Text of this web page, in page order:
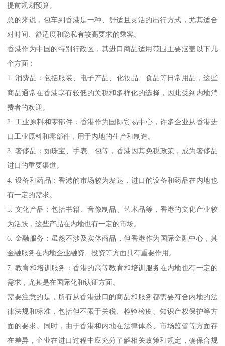
提前规划预算。
总的来说，包车到香港是一种、舒适且灵活的出行方式，尤其适合
对时间、舒适度和隐私有较高要求的乘客。
香港作为中国的特别行政区，其进口商品适用范围主要涵盖以下几
个方面：
1. 消费品：包括服装、电子产品、化妆品、食品等日常用品，这些
商品通常在香港享有较低的关税和多样化的选择，因此受到内地消
费者的欢迎。
2. 工业原料和零部件：香港作为国际贸易中心，许多企业从香港进
口工业原料和零部件，用于内地的生产和制造。
3. 奢侈品：如珠宝、手表、包等，香港因其免税政策，成为奢侈品
进口的重要渠道。
4. 设备和药品：香港的市场较为发达，进口的设备和药品在内地也
有一定的需求。
5. 文化产品：包括书籍、音像制品、艺术品等，香港的文化产业较
为活跃，这些产品在内地也有一定的市场。
6. 金融服务：虽然不涉及实体商品，但香港作为国际金融中心，其
金融服务在内地企业融资、投资等方面具有重要作用。
7. 教育和培训服务：香港的高等教育和培训服务在内地也有一定的
需求，尤其是在国际化和认证方面。
需要注意的是，所有从香港进口的商品和服务都需要符合内地的法
律法规和标准，包括但不限于关税、检验检疫、知识产权保护等方
面的要求。同时，由于香港和内地在法律体系、市场监管等方面存
在差异，企业在进口过程中应充分了解相关政策和规定，确保合规